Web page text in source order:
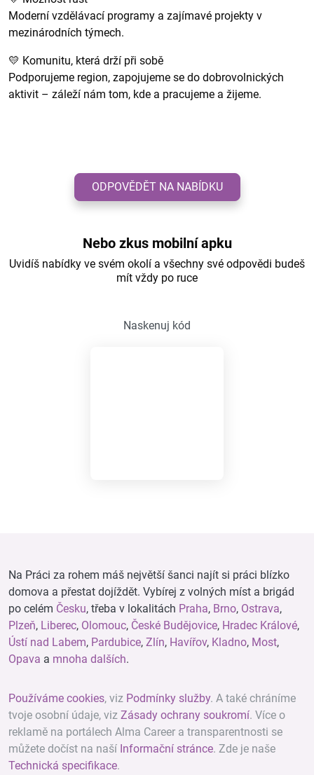
Moderní vzdělávací programy a zajímavé projekty v
mezinárodních týmech.
💛 Komunitu, která drží při sobě
Podporujeme region, zapojujeme se do dobrovolnických
aktivit – záleží nám tom, kde a pracujeme a žijeme.
ODPOVĚDĚT NA NABÍDKU
Nebo zkus mobilní apku
Uvidíš nabídky ve svém okolí a všechny své odpovědi budeš
mít vždy po ruce
Naskenuj kód
Na Práci za rohem máš největší šanci najít si práci blízko
domova a přestat dojíždět. Vybírej z volných míst a brigád
po celém Česku, třeba v lokalitách Praha, Brno, Ostrava,
Plzeň, Liberec, Olomouc, České Budějovice, Hradec Králové,
Ústí nad Labem, Pardubice, Zlín, Havířov, Kladno, Most,
Opava a mnoha dalších.
Používáme cookies, viz Podmínky služby. A také chráníme
tvoje osobní údaje, viz Zásady ochrany soukromí. Více o
reklamě na portálech Alma Career a transparentnosti se
můžete dočíst na naší Informační stránce. Zde je naše
Technická specifikace.